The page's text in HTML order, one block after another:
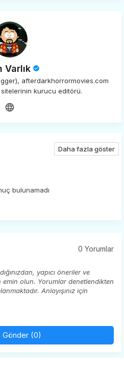
Varlık
afterdarkhorrormovies.com
kurucu editörü.
Daha fazla göster
bulunamadı
0 Yorumlar
yapıcı öneriler ve
olun. Yorumlar denetlendikten
Anlayışınız için
Gönder (0)